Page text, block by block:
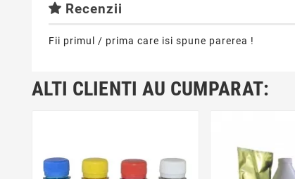
Recenzii
Fii primul / prima care isi spune parerea !
ALTI CLIENTI AU CUMPARAT: